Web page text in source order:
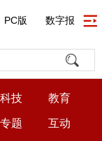
PC版 数字报
科技 教育
专题 互动